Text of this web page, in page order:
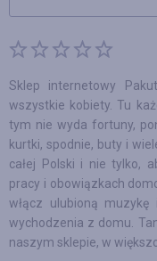
Sklep internetowy
wszystkie kobiety. Tu
tym nie wyda fortuny,
kurtki, spodnie, buty i
całej Polski i nie tylko,
pracy i obowiązkach
włącz ulubioną
wychodzenia z domu.
naszym sklepie, w